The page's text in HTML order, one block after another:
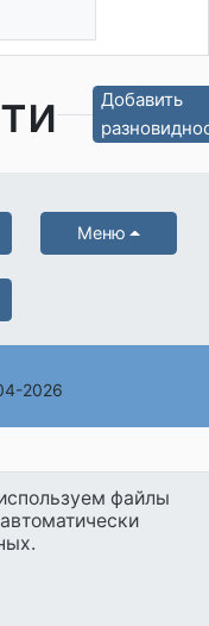
Добавить
Меню
2026
файлы